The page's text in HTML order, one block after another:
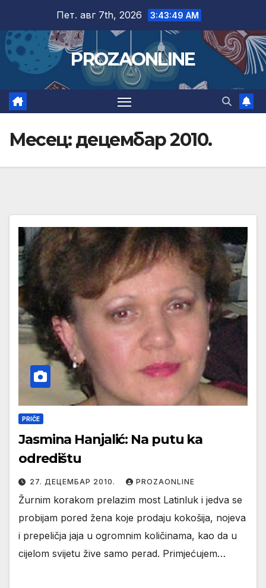
content
Пет. авг 7th, 2026 3:43:50 AM
PROZAONLINE
Месец:децембар 2010.
PRIČE
Jasmina Hanjalić: Na putu ka
odredištu
27. ДЕЦЕМБАР 2010. PROZAONLINE
Žurnim korakom prelazim most Latinluk i jedva se
probijam pored žena koje prodaju kokošija, nojeva
i prepeličja jaja u ogromnim količinama, kao da u
cijelom svijetu žive samo perad. Primjećujem…